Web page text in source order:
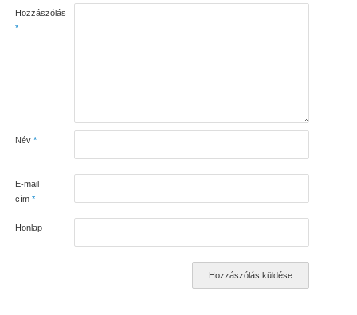
Hozzászólás
*
Név *
E-mail
cím *
Honlap